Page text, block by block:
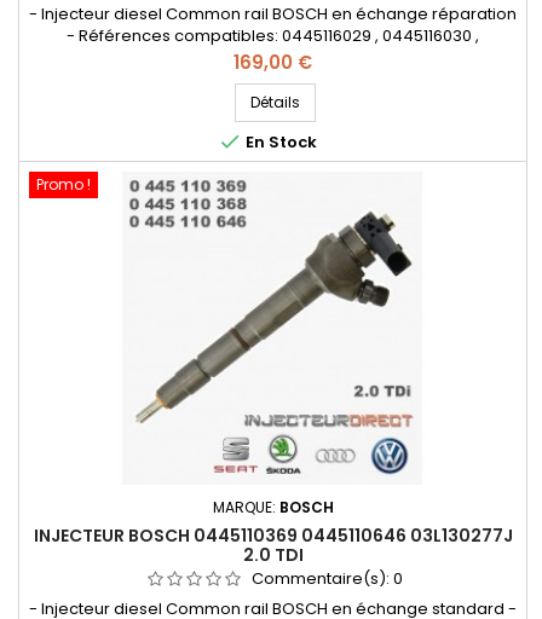
- Injecteur diesel Common rail BOSCH en échange réparation
- Références compatibles: 0445116029 , 0445116030 ,
0986435360 , 0986435366 , 0445116005 , 0445116004 , 0 445 116
029 , 0 445 116 030 , 0 986 435 360 , 0 986 435 366 , 0 445 116
005 , 0 445 116 004 , 03l 130 277 , 03L130855X - Pour
motorisations Audi , Volkswagen , Seat , Skoda 2.0 TDi -...
Prix
169,00 €
Détails
 En Stock
Promo !
MARQUE: BOSCH
INJECTEUR BOSCH 0445110369 0445110646 03L130277J
2.0 TDI
Commentaire(s): 0
- Injecteur diesel Common rail BOSCH en échange standard -